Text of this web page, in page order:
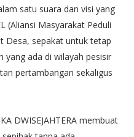
satu suara dan visi yang
(Aliansi Masyarakat Peduli
Desa, sepakat untuk tetap
yang ada di wilayah pesisir
pertambangan sekaligus
DWISEJAHTERA membuat